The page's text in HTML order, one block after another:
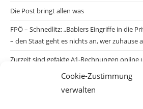
Cookie-Zustimmung
verwalten
Die Post bringt allen was
FPÖ – Schnedlitz: „Bablers Eingriffe in die
– den Staat geht es nichts an, wer zuhause
Zurzeit sind gefakte A1-Rechnungen online
Salzburgs Juden und ihre Sicherheit: „Erst
die Gefahr endlich konkret!“